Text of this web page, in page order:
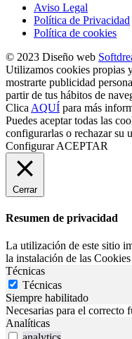
Aviso Legal
Política de Privacidad
Política de cookies
© 2023 Diseño web
Utilizamos cookies propias
mostrarte publicidad
partir de tus hábitos de
Clica AQUÍ para más
Puedes aceptar todas las
configurarlas o rechazar su
Configurar ACEPTAR
Cerrar
Resumen de privacidad
La utilización de este sitio
la instalación de las
Técnicas
Técnicas
Siempre habilitado
Necesarias para el correcto
Analíticas